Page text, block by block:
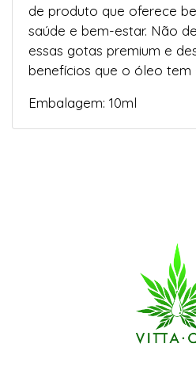
de produto que oferece
saúde e bem-estar. Não
essas gotas premium e
benefícios que o óleo tem
Embalagem: 10ml